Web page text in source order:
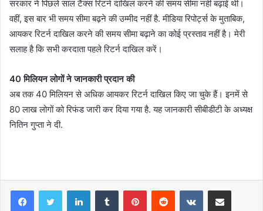
सरकार ने पिछले साल टैक्स रिटर्न दाखिल करने की समय सीमा नहीं बढ़ाई थी।
वहीं, इस बार भी समय सीमा बढ़ने की उम्मीद नहीं है. मीडिया रिपोर्ट्स के मुताबिक,
आयकर रिटर्न दाखिल करने की समय सीमा बढ़ाने का कोई प्रस्ताव नहीं है। मेरी
सलाह है कि सभी करदाता पहले रिटर्न दाखिल करें।
40 मिलियन लोगों ने जानकारी प्रदान की
अब तक 40 मिलियन से अधिक आयकर रिटर्न दाखिल किए जा चुके हैं। इनमें से
80 लाख लोगों को रिफंड जारी कर दिया गया है. यह जानकारी सीबीडीटी के अध्यक्ष
नितिन गुप्ता ने दी.